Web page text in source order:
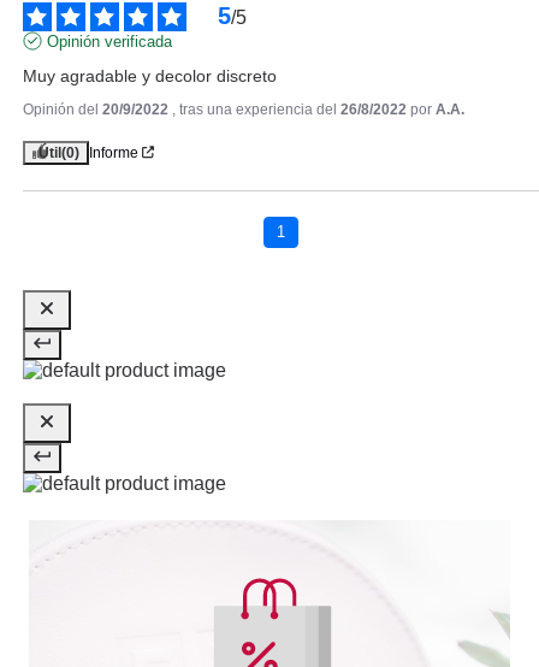
1.75€
5/5
Opinión verificada
Muy agradable y decolor discreto
Opinión del 20/9/2022 , tras una experiencia del 26/8/2022 por A.A.
Útil (0) Informe
1